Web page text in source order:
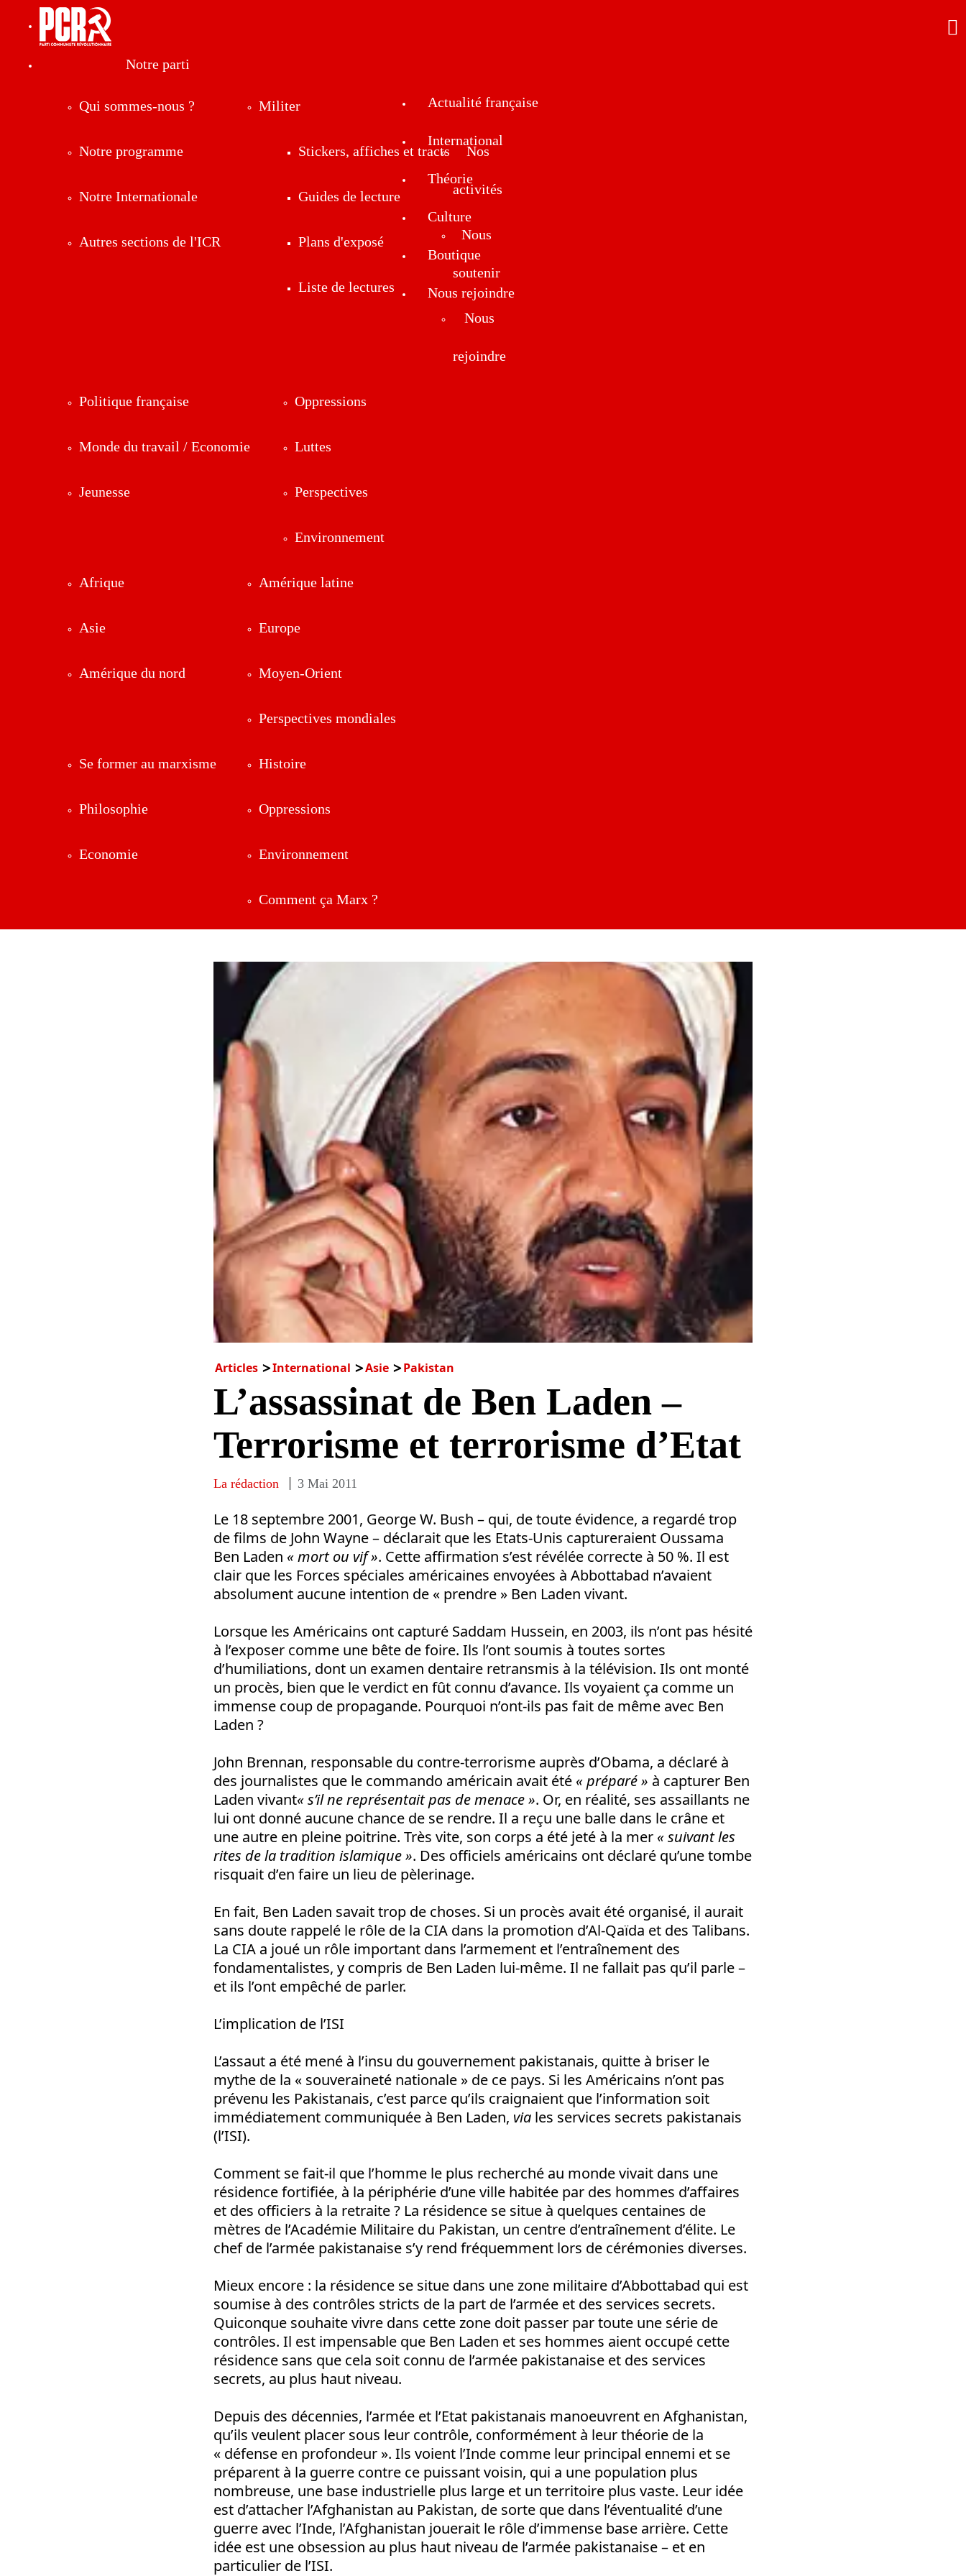
Notre parti
Qui sommes-nous ?
Notre programme
Notre Internationale
Autres sections de l'ICR
Militer
Stickers, affiches et tracts
Guides de lecture
Plans d'exposé
Liste de lectures
Nos
activités
Nous
soutenir
Nous
rejoindre
Actualité française
Politique française
Monde du travail / Economie
Jeunesse
Oppressions
Luttes
Perspectives
Environnement
International
Afrique
Asie
Amérique du nord
Amérique latine
Europe
Moyen-Orient
Perspectives mondiales
Théorie
Se former au marxisme
Philosophie
Economie
Histoire
Oppressions
Environnement
Comment ça Marx ?
Culture
Boutique
Nous rejoindre
Articles International Asie Pakistan
L’assassinat de Ben Laden –
Terrorisme et terrorisme d’Etat
La rédaction 3 Mai 2011
Le 18 septembre 2001, George W. Bush – qui, de toute évidence, a regardé trop
de films de John Wayne – déclarait que les Etats-Unis captureraient Oussama
Ben Laden « mort ou vif ». Cette affirmation s’est révélée correcte à 50 %. Il est
clair que les Forces spéciales américaines envoyées à Abbottabad n’avaient
absolument aucune intention de « prendre » Ben Laden vivant.
Lorsque les Américains ont capturé Saddam Hussein, en 2003, ils n’ont pas hésité
à l’exposer comme une bête de foire. Ils l’ont soumis à toutes sortes
d’humiliations, dont un examen dentaire retransmis à la télévision. Ils ont monté
un procès, bien que le verdict en fût connu d’avance. Ils voyaient ça comme un
immense coup de propagande. Pourquoi n’ont-ils pas fait de même avec Ben
Laden ?
John Brennan, responsable du contre-terrorisme auprès d’Obama, a déclaré à
des journalistes que le commando américain avait été « préparé » à capturer Ben
Laden vivant« s’il ne représentait pas de menace ». Or, en réalité, ses assaillants ne
lui ont donné aucune chance de se rendre. Il a reçu une balle dans le crâne et
une autre en pleine poitrine. Très vite, son corps a été jeté à la mer « suivant les
rites de la tradition islamique ». Des officiels américains ont déclaré qu’une tombe
risquait d’en faire un lieu de pèlerinage.
En fait, Ben Laden savait trop de choses. Si un procès avait été organisé, il aurait
sans doute rappelé le rôle de la CIA dans la promotion d’Al-Qaïda et des Talibans.
La CIA a joué un rôle important dans l’armement et l’entraînement des
fondamentalistes, y compris de Ben Laden lui-même. Il ne fallait pas qu’il parle –
et ils l’ont empêché de parler.
L’implication de l’ISI
L’assaut a été mené à l’insu du gouvernement pakistanais, quitte à briser le
mythe de la « souveraineté nationale » de ce pays. Si les Américains n’ont pas
prévenu les Pakistanais, c’est parce qu’ils craignaient que l’information soit
immédiatement communiquée à Ben Laden, via les services secrets pakistanais
(l’ISI).
Comment se fait-il que l’homme le plus recherché au monde vivait dans une
résidence fortifiée, à la périphérie d’une ville habitée par des hommes d’affaires
et des officiers à la retraite ? La résidence se situe à quelques centaines de
mètres de l’Académie Militaire du Pakistan, un centre d’entraînement d’élite. Le
chef de l’armée pakistanaise s’y rend fréquemment lors de cérémonies diverses.
Mieux encore : la résidence se situe dans une zone militaire d’Abbottabad qui est
soumise à des contrôles stricts de la part de l’armée et des services secrets.
Quiconque souhaite vivre dans cette zone doit passer par toute une série de
contrôles. Il est impensable que Ben Laden et ses hommes aient occupé cette
résidence sans que cela soit connu de l’armée pakistanaise et des services
secrets, au plus haut niveau.
Depuis des décennies, l’armée et l’Etat pakistanais manoeuvrent en Afghanistan,
qu’ils veulent placer sous leur contrôle, conformément à leur théorie de la
« défense en profondeur ». Ils voient l’Inde comme leur principal ennemi et se
préparent à la guerre contre ce puissant voisin, qui a une population plus
nombreuse, une base industrielle plus large et un territoire plus vaste. Leur idée
est d’attacher l’Afghanistan au Pakistan, de sorte que dans l’éventualité d’une
guerre avec l’Inde, l’Afghanistan jouerait le rôle d’immense base arrière. Cette
idée est une obsession au plus haut niveau de l’armée pakistanaise – et en
particulier de l’ISI.